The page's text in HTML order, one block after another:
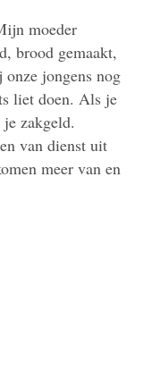
moeder
brood gemaakt,
jongens nog
liet doen. Als je
zakgeld.
van dienst uit
meer van en